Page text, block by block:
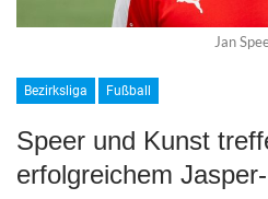
Jan
Bezirksliga Fußball
Speer und Kunst
erfolgreichem